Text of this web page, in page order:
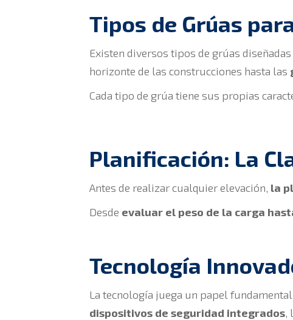
Tipos de Grúas
Existen diversos tipos de grúas
horizonte de las construcciones hasta las
Cada tipo de grúa tiene sus propias
Planificación: La
Antes de realizar cualquier elevación, la
Desde evaluar el peso de la carga
Tecnología
La tecnología juega un papel
dispositivos de seguridad integrados,